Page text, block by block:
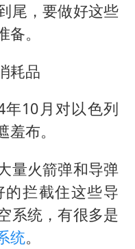
尾，要做好这些
。
耗品
10月对以色列
布。
量火箭弹和导弹
拦截住这些导
系统，有很多是
统。